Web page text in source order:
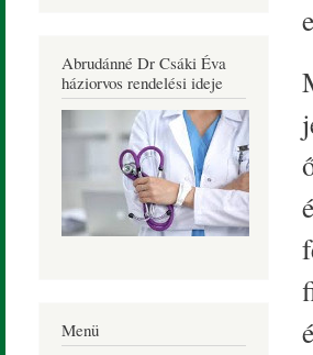
Abrudánné Dr Csáki Éva
háziorvos rendelési ideje
Menü